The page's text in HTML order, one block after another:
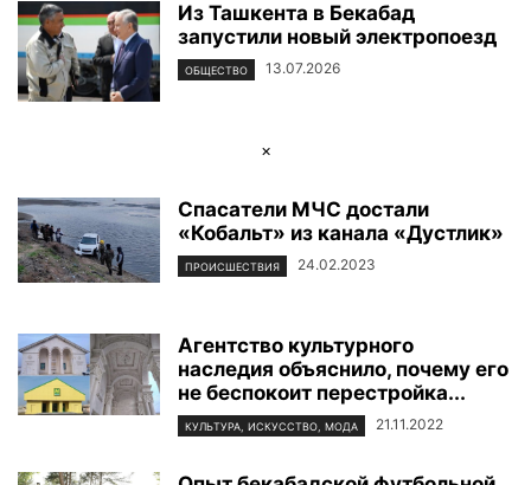
Из Ташкента в Бекабад
запустили новый электропоезд
ОБЩЕСТВО 13.07.2026
×
Спасатели МЧС достали
«Кобальт» из канала «Дустлик»
ПРОИСШЕСТВИЯ 24.02.2023
Агентство культурного
наследия объяснило, почему его
не беспокоит перестройка...
КУЛЬТУРА, ИСКУССТВО, МОДА 21.11.2022